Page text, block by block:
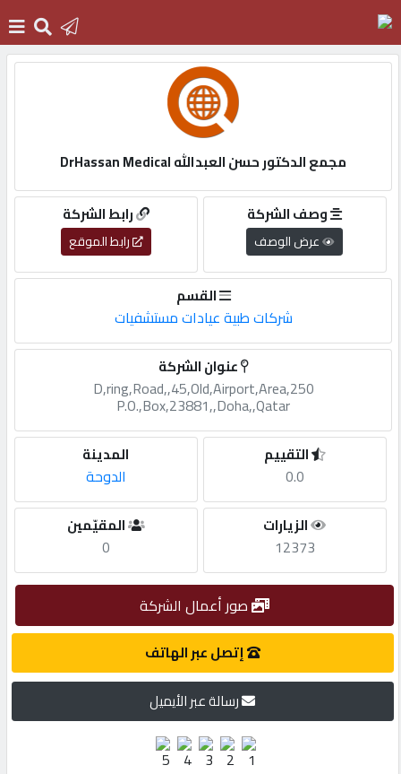
دخول
التسجيل
English
أضف
مطلوب
طلب
الاحصائيات
الأقسام
مميزة
مجمع الدكتور حسن العبدالله DrHassan Medical
رابط الشركة
رابط الموقع
وصف الشركة
عرض الوصف
القسم
شركات طبية عيادات مستشفيات
عنوان الشركة
250,D,ring,Road,,45,Old,Airport,Area
P.O.,Box,23881,,Doha,,Qatar
المدينة
الدوحة
التقييم
0.0
المقيّمين
0
الزيارات
12373
صور أعمال الشركة
إتصل عبر الهاتف
رسالة عبر الأيميل